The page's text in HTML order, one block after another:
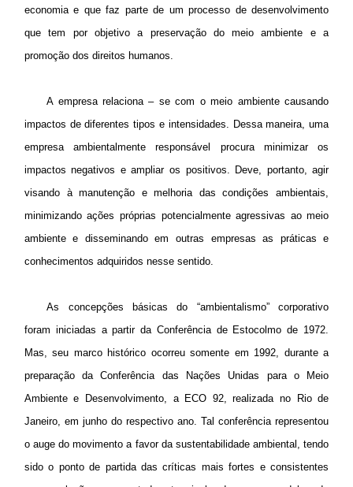
economia e que faz parte de um processo de desenvolvimento
que tem por objetivo a preservação do meio ambiente e a
promoção dos direitos humanos.
A empresa relaciona – se com o meio ambiente causando
impactos de diferentes tipos e intensidades. Dessa maneira, uma
empresa ambientalmente responsável procura minimizar os
impactos negativos e ampliar os positivos. Deve, portanto, agir
visando à manutenção e melhoria das condições ambientais,
minimizando ações próprias potencialmente agressivas ao meio
ambiente e disseminando em outras empresas as práticas e
conhecimentos adquiridos nesse sentido.
As concepções básicas do “ambientalismo” corporativo
foram iniciadas a partir da Conferência de Estocolmo de 1972.
Mas, seu marco histórico ocorreu somente em 1992, durante a
preparação da Conferência das Nações Unidas para o Meio
Ambiente e Desenvolvimento, a ECO 92, realizada no
Rio de
Janeiro, em junho do respectivo ano. Tal conferência representou
o auge do movimento a favor da sustentabilidade ambiental, tendo
sido o ponto de partida das críticas mais fortes e consistentes